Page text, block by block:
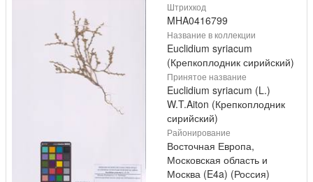
Штрихкод
MHA0416799
Название в коллекции
Euclidium syriacum
(Крепкоплодник сирийский)
Принятое название
Euclidium syriacum (L.)
W.T.Aiton (Крепкоплодник
сирийский)
Районирование
Восточная Европа,
Московская область и
Москва (E4a) (Россия)